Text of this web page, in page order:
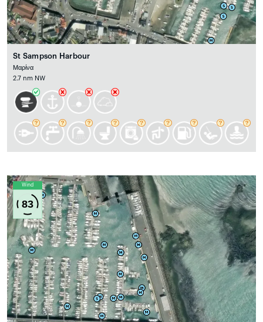
St Sampson Harbour
Μαρίνα
2.7 nm NW
Wind
83